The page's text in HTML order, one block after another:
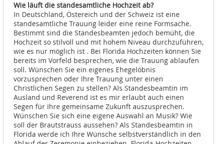
Wie läuft die standesamtliche Hochzeit ab?
In Deutschland, Östereich und der Schweiz ist eine
standesamtliche Trauung leider eine reine Formsache.
Bestimmt sind die Standesbeamten jedoch bemüht, die
Hochzeit so stilvoll und mit hohem Niveau durchzuführen,
wie es nur möglich ist . Bei Florida Hochzeiten können Sie
bereits im Vorfeld besprechen, wie die Trauung ablaufen
soll. Wünschen Sie ein eigenes Ehegelöbnis
vorzusprechen oder Ihre Trauung unter einen
Christlichen Segen zu stellen? Als Standesbeamtin im
Ausland und Reverend ist es mir erlaubt auch einen
Segen für Ihre gemeinsame Zukunft auszusprechen.
Wünschen Sie sich eine eigene Auswahl an Musik? Wie
soll der Brautstrauss aussehen? Als Standesbeamtin in
Florida werde ich Ihre Wünsche selbstverständlich in den